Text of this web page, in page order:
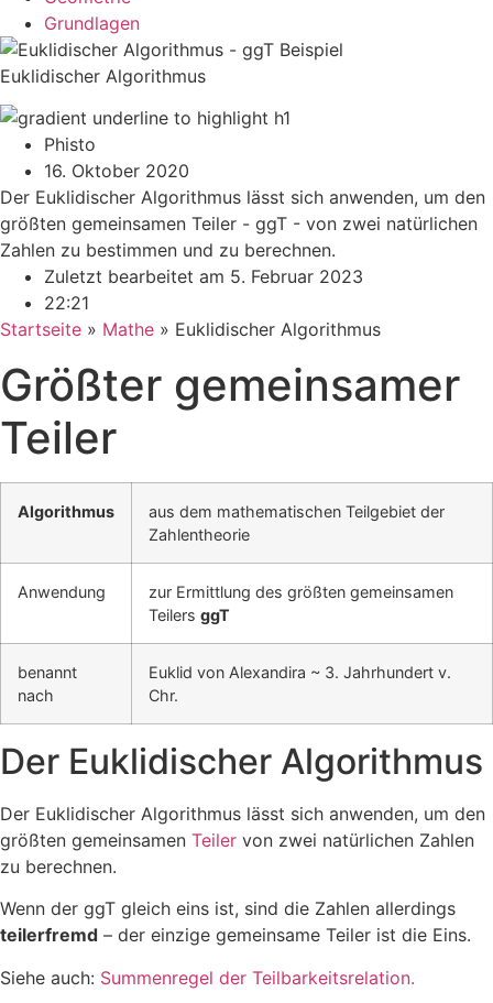
Grundlagen
Euklidischer Algorithmus
Phisto
16. Oktober 2020
Der Euklidischer Algorithmus lässt sich anwenden, um den
größten gemeinsamen Teiler - ggT - von zwei natürlichen
Zahlen zu bestimmen und zu berechnen.
Zuletzt bearbeitet am 5. Februar 2023
22:21
Startseite » Mathe » Euklidischer Algorithmus
Größter gemeinsamer
Teiler
Algorithmus
aus dem mathematischen Teilgebiet der
Zahlentheorie
Anwendung
zur Ermittlung des größten gemeinsamen
Teilers ggT
benannt
nach
Euklid von Alexandira ~ 3. Jahrhundert v.
Chr.
Der Euklidischer Algorithmus
Der Euklidischer Algorithmus lässt sich anwenden, um den
größten gemeinsamen Teiler von zwei natürlichen Zahlen
zu berechnen.
Wenn der ggT gleich eins ist, sind die Zahlen allerdings
teilerfremd – der einzige gemeinsame Teiler ist die Eins.
Siehe auch: Summenregel der Teilbarkeitsrelation.